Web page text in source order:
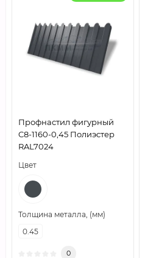
Профнастил фигурный
C8-1160-0,45 Полиэстер
RAL7024
Цвет
Толщина металла, (мм)
0.45
0